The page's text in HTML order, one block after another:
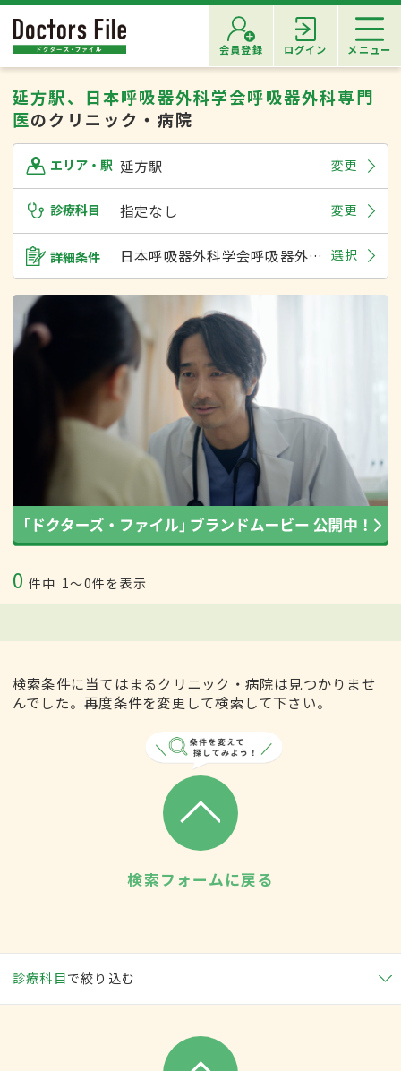
会員登録 ログイン メニュー
延方駅、日本呼吸器外科学会呼吸器外科専門
医のクリニック・病院
エリア・駅 延方駅 変更
診療科目 指定なし 変更
詳細条件 日本呼吸器外科学会呼吸器外科専門医 選択
0 件中 1〜0件を表示
検索条件に当てはまるクリニック・病院は見つかりませ
んでした。再度条件を変更して検索して下さい。
検索フォームに戻る
診療科目で絞り込む